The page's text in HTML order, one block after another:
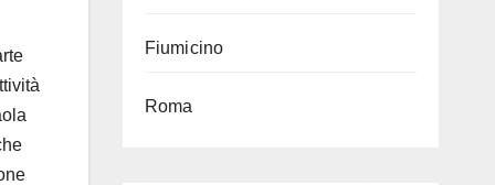
Fiumicino
Roma